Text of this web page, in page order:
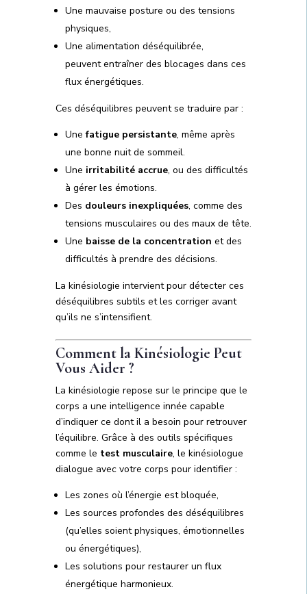
Une mauvaise posture ou des tensions
physiques,
Une alimentation déséquilibrée,
peuvent entraîner des blocages dans ces
flux énergétiques.
Ces déséquilibres peuvent se traduire par :
Unefatigue persistante, même après
une bonne nuit de sommeil.
Une irritabilité accrue, ou des difficultés
à gérer les émotions.
Des douleurs inexpliquées, comme des
tensions musculaires ou des maux de tête.
Une baisse de la concentration et des
difficultés à prendre des décisions.
La kinésiologie intervient pour détecter ces
déséquilibres subtils et les corriger avant
qu’ils ne s’intensifient.
Comment la Kinésiologie Peut
Vous Aider ?
La kinésiologie repose sur le principe que le
corps a une intelligence innée capable
d’indiquer ce dont il a besoin pour retrouver
l’équilibre. Grâce à des outils spécifiques
comme le test musculaire, le kinésiologue
dialogue avec votre corps pour identifier :
Les zones où l’énergie est bloquée,
Les sources profondes des déséquilibres
(qu’elles soient physiques, émotionnelles
ou énergétiques),
Les solutions pour restaurer un flux
énergétique harmonieux.